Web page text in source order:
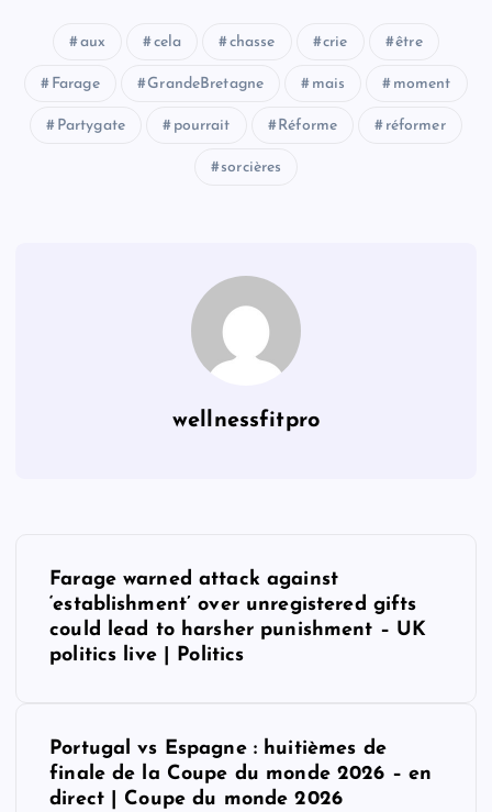
aux cela chasse crie être
Farage GrandeBretagne mais moment
Partygate pourrait Réforme réformer
sorcières
wellnessfitpro
Farage warned attack against
‘establishment’ over unregistered gifts
could lead to harsher punishment – UK
politics live | Politics
Portugal vs Espagne : huitièmes de
finale de la Coupe du monde 2026 – en
direct | Coupe du monde 2026